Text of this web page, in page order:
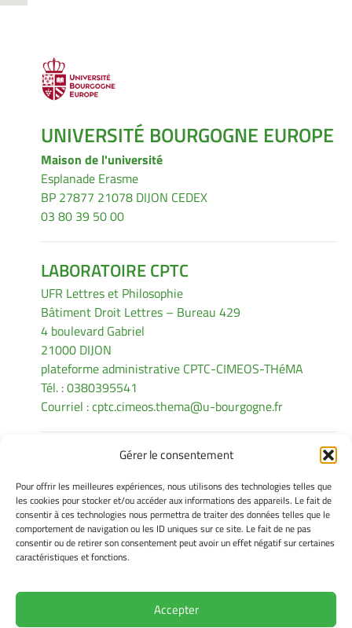
Gérer le consentement
Pour offrir les meilleures expériences, nous utilisons des technologies telles que
les cookies pour stocker et/ou accéder aux informations des appareils. Le fait de
consentir à ces technologies nous permettra de traiter des données telles que le
comportement de navigation ou les ID uniques sur ce site. Le fait de ne pas
consentir ou de retirer son consentement peut avoir un effet négatif sur certaines
caractéristiques et fonctions.
Accepter
UNIVERSITÉ BOURGOGNE EUROPE
Maison de l'université
Esplanade Erasme
BP 27877 21078 DIJON CEDEX
03 80 39 50 00
LABORATOIRE CPTC
UFR Lettres et Philosophie
Bâtiment Droit Lettres – Bureau 429
4 boulevard Gabriel
21000 DIJON
plateforme administrative CPTC-CIMEOS-THéMA
Tél. : 0380395541
Courriel :cptc.cimeos.thema@u-bourgogne.fr
INFORMATIONS LÉGALES
Mentions légales
Gérer mes cookies
Politique de cookies
Déclaration de confidentialité